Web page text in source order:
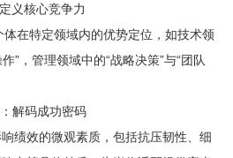
定义核心竞争力
在特定领域内的优势定位，如技术领
”，管理领域中的“战略决策”与“团队
：解码成功密码
绩效的微观素质，包括抗压韧性、细